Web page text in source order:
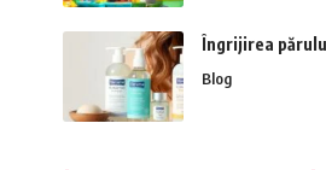
Îngrijirea
Blog